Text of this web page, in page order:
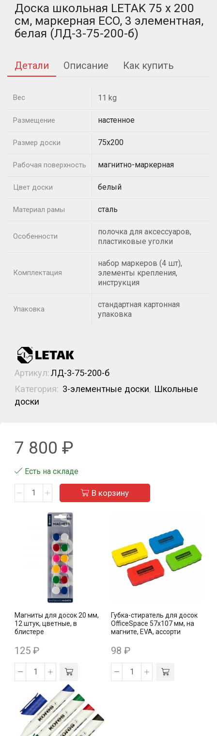
Доска школьная LETAK 75 x 200
см, маркерная ECO, 3 элементная,
белая (ЛД-3-75-200-б)
Детали Описание Как купить
Вес 11 kg
Размещение настенное
Размер доски 75х200
Рабочая поверхность магнитно-маркерная
Цвет доски белый
Материал рамы сталь
Особенности
полочка для аксессуаров,
пластиковые уголки
Комплектация
набор маркеров (4 шт),
элементы крепления,
инструкция
Упаковка
стандартная картонная
упаковка
Артикул:ЛД-3-75-200-б
Категория: 3-элементные доски, Школьные
доски
7 800 ₽
Есть на складе
В корзину
Магниты для досок 20 мм,
12 штук, цветные, в
блистере
125 ₽
Губка-стиратель для досок
OfficeSpace 57х107 мм, на
магните, EVA, ассорти
98 ₽